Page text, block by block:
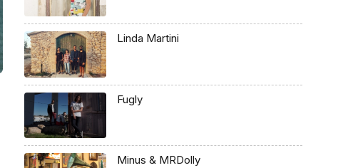
Linda Martini
Fugly
Minus & MRDolly